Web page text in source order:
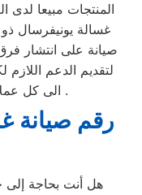
المنتجات مبيعا لدى
غسالة يونيفرسال
صيانة على انتشار
لتقديم الدعم اللازم
الى كل .
رقم صيانة
هل أنت بحاجة إلى